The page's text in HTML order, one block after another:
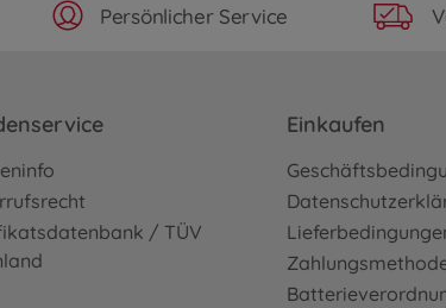
Persönlicher Service
/ TÜV
Einkaufen